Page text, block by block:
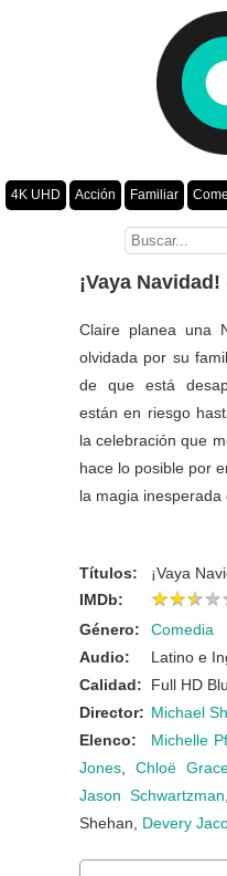
4K UHD Acción Familiar
Romance Fantasía
¡Vaya Navidad!
Claire planea una
olvidada por su
de que está
están en riesgo
la celebración que
hace lo posible por
la magia inesperada
Títulos:
¡Vaya
IMDb:
★★★★
★★★★
Género:
Comedia
Audio:
Latino e
Calidad:
Full HD
Director: Michael
Elenco:
Michelle
Jones
Chloë
Jason Schwartzman
Shehan, Devery